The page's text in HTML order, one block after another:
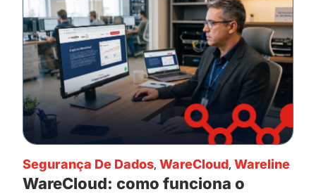
Segurança De Dados, WareCloud, Wareline
WareCloud: como funciona o